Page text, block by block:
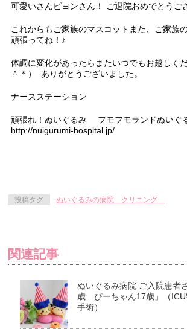
可愛いさんピヨンさん！ ご退院おめでとうご
これからもご家族のマスコットまた、ご家族
頑張ってね！♪
体調に変化があったらまたいつでもお越しく
＾＊） ありがとうございました。
ナースステーション
頑張れ！ぬいぐるみ フモフモランドぬいぐ
http://nuigurumi-hospital.jp/
投稿タグ ぬいぐるみの病院 クリニング
関連記事
ぬいぐるみ病院 ご入院患者
歳 ぴーちゃん17歳」（ICU
手術）